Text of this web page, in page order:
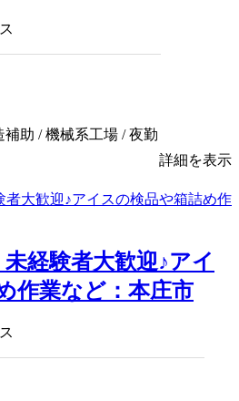
助 / 機械系工場 / 夜勤
詳細を表示
経験者大歓迎♪アイ
作業など：本庄市